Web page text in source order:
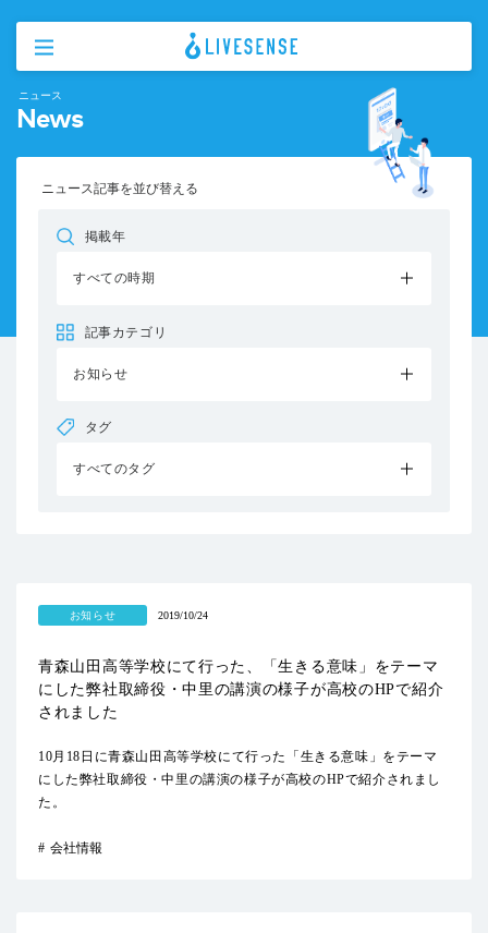
ニュース
News
ニュース記事を並び替える
掲載年
すべての時期
記事カテゴリ
お知らせ
タグ
すべてのタグ
お知らせ 2019/10/24
青森山田高等学校にて行った、「生きる意味」をテーマ
にした弊社取締役・中里の講演の様子が高校のHPで紹介
されました
10月18日に青森山田高等学校にて行った「生きる意味」をテーマ
にした弊社取締役・中里の講演の様子が高校のHPで紹介されまし
た。
会社情報